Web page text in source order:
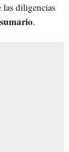
las diligencias
.